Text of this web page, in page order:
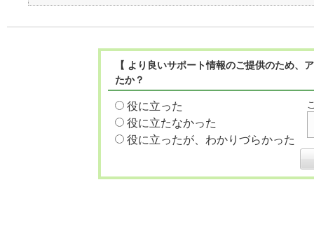
【 より良いサポート情報のご提供のため
たか？
役に立った
役に立たなかった
役に立ったが、わかりづらかった